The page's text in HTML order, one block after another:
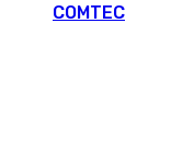
COMTEC